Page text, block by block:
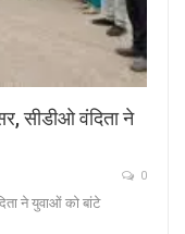
सीडीओ वंदिता ने
0
ने युवाओं को बांटे